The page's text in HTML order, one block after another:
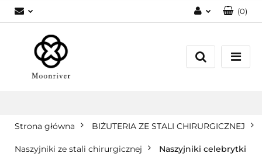
Zarejestruj się
(0)
Strona główna BIŻUTERIA ZE STALI CHIRURGICZNEJ
Naszyjniki ze stali chirurgicznej Naszyjniki celebrytki